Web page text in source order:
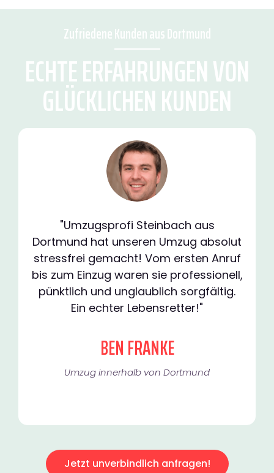
Zufriedene Kunden aus Dortmund
ECHTE ERFAHRUNGEN VON
GLÜCKLICHEN KUNDEN
"Umzugsprofi Steinbach aus
Dortmund hat unseren Umzug absolut
stressfrei gemacht! Vom ersten Anruf
bis zum Einzug waren sie professionell,
pünktlich und unglaublich sorgfältig.
Ein echter Lebensretter!"
BEN FRANKE
Umzug innerhalb von Dortmund​
Jetzt unverbindlich anfragen!